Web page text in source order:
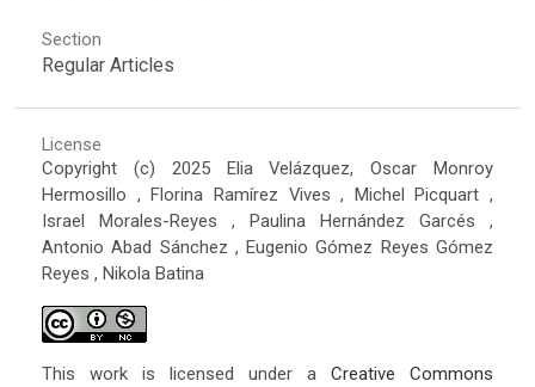
Section
Regular Articles
License
Copyright (c) 2025 Elia Velázquez, Oscar Monroy
Hermosillo , Florina Ramírez Vives , Michel Picquart ,
Israel Morales-Reyes , Paulina Hernández Garcés ,
Antonio Abad Sánchez , Eugenio Gómez Reyes Gómez
Reyes , Nikola Batina
This work is licensed under aCreative Commons